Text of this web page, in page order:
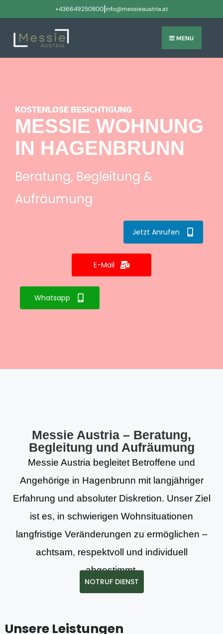
+436649250800|info@messieaustria.at
MENU
KOSTENLOSE BESICHTIGUNG
MESSIE WOHNUNG
IN HAGENBRUNN
Beratung, Begleitung &
Aufräumung
Jetzt Anrufen
E-Mail
Whatsapp
Messie Austria – Beratung,
Begleitung und Aufräumung
Messie Austria begleitet Betroffene und
Angehörige in Hagenbrunn mit langjähriger
Erfahrung und absoluter Diskretion. Unser Ziel
ist es, in schwierigen Wohnsituationen
langfristige Veränderungen zu ermöglichen –
achtsam, respektvoll und individuell
abgestimmt.
NOTRUF DIENST
Unsere Leistungen